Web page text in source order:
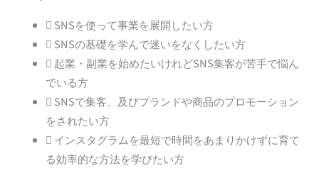
SNSを使って事業を展開したい方
SNSの基礎を学んで迷いをなくしたい方
起業・副業を始めたいけれどSNS集客が苦手で悩ん
でいる方
SNSで集客、及びプランドや商品のプロモーション
をされたい方
インスタグラムを最短で時間をあまりかけずに育て
る効率的な方法を学びたい方